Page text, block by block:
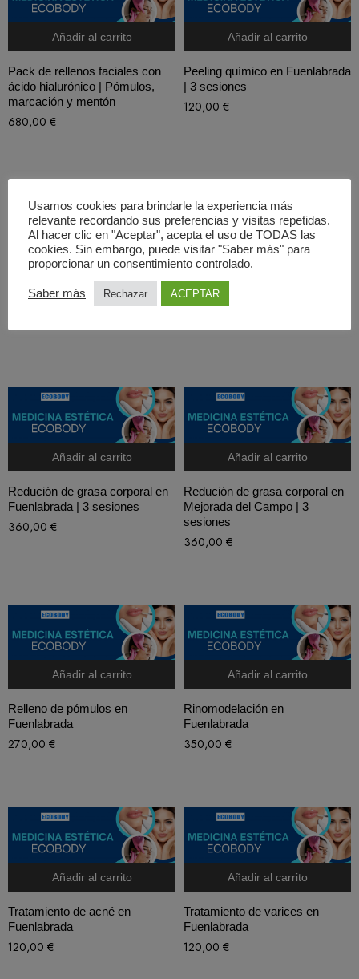
Añadir al carrito
Pack de rellenos faciales con
ácido hialurónico | Pómulos,
marcación y mentón
680,00 €
Añadir al carrito
Peeling químico en Fuenlabrada
| 3 sesiones
120,00 €
Añadir al carrito
Peeling químico en Mejorada
del Campo | 3 sesiones
Añadir al carrito
Reducción de papada en
Fuenlabrada
Añadir al carrito
Redución de grasa corporal en
Fuenlabrada | 3 sesiones
360,00 €
Añadir al carrito
Redución de grasa corporal en
Mejorada del Campo | 3
sesiones
360,00 €
Añadir al carrito
Relleno de pómulos en
Fuenlabrada
270,00 €
Añadir al carrito
Rinomodelación en
Fuenlabrada
350,00 €
Añadir al carrito
Tratamiento de acné en
Fuenlabrada
120,00 €
Añadir al carrito
Tratamiento de varices en
Fuenlabrada
120,00 €
Usamos cookies para brindarle la experiencia más
relevante recordando sus preferencias y visitas repetidas.
Al hacer clic en "Aceptar", acepta el uso de TODAS las
cookies. Sin embargo, puede visitar "Saber más" para
proporcionar un consentimiento controlado.
Saber más Rechazar ACEPTAR